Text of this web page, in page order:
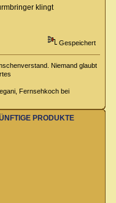
klingt
Gespeichert
Niemand glaubt
Fernsehkoch bei
PRODUKTE